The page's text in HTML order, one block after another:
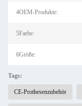
4OEM-Produkte:
5Farbe:
6Größe:
Tags:
CE-Prothesenzubehör